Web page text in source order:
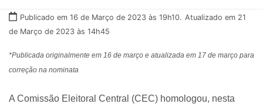
Publicado em 16 de Março de 2023 às 19h10. Atualizado em 21
de Março de 2023 às 14h45
*Publicada originalmente em 16 de março e atualizada em 17 de março para
correção na nominata
A Comissão Eleitoral Central (CEC) homologou, nesta